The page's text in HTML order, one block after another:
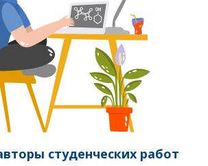
студенческих работ